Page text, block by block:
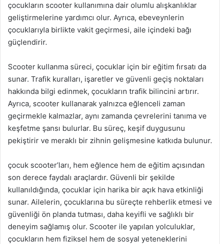
çocukların scooter kullanımına dair olumlu alışkanlıklar
geliştirmelerine yardımcı olur. Ayrıca, ebeveynlerin
çocuklarıyla birlikte vakit geçirmesi, aile içindeki bağı
güçlendirir.
Scooter kullanma süreci, çocuklar için bir eğitim fırsatı da
sunar. Trafik kuralları, işaretler ve güvenli geçiş noktaları
hakkında bilgi edinmek, çocukların trafik bilincini artırır.
Ayrıca, scooter kullanarak yalnızca eğlenceli zaman
geçirmekle kalmazlar, aynı zamanda çevrelerini tanıma ve
keşfetme şansı bulurlar. Bu süreç, keşif duygusunu
pekiştirir ve meraklı bir zihnin gelişmesine katkıda bulunur.
çocuk scooter’ları, hem eğlence hem de eğitim açısından
son derece faydalı araçlardır. Güvenli bir şekilde
kullanıldığında, çocuklar için harika bir açık hava etkinliği
sunar. Ailelerin, çocuklarına bu süreçte rehberlik etmesi ve
güvenliği ön planda tutması, daha keyifli ve sağlıklı bir
deneyim sağlamış olur. Scooter ile yapılan yolculuklar,
çocukların hem fiziksel hem de sosyal yeteneklerini